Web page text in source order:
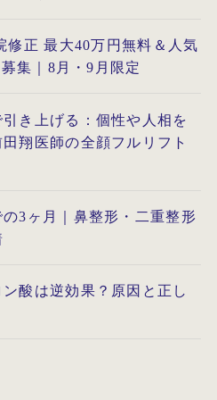
修正 最大40万円無料＆人気
集｜8月・9月限定
き上げる：個性や人相を
翔医師の全顔フルリフト
3ヶ月｜鼻整形・二重整形
酸は逆効果？原因と正し